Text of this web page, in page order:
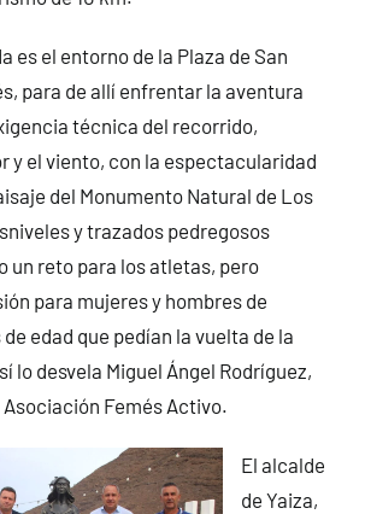
es el entorno de la Plaza de San
para de allí enfrentar la aventura
técnica del recorrido,
y el viento, con la espectacularidad
del Monumento Natural de Los
y trazados pedregosos
un reto para los atletas, pero
para mujeres y hombres de
edad que pedían la vuelta de la
lo desvela Miguel Ángel Rodríguez,
Femés Activo.
El alcalde
de Yaiza,